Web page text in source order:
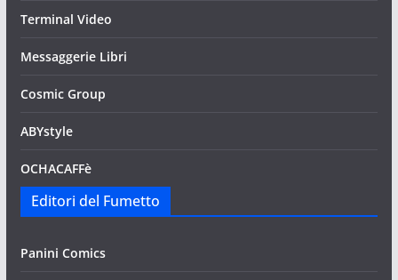
Terminal Video
Messaggerie Libri
Cosmic Group
ABYstyle
OCHACAFFè
Editori del Fumetto
Panini Comics